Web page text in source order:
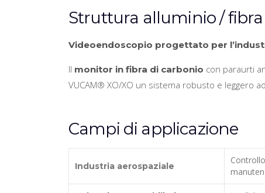
Struttura alluminio /
Videoendoscopio progettato per
Il monitor in fibra di carbonio con paraurti
VUCAM® XO/XO un sistema robusto e leggero
Campi di applicazione
Industria aerospaziale